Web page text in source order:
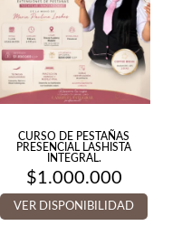
CURSO DE PESTAÑAS
PRESENCIAL LASHISTA
INTEGRAL.
$1.000.000
VER DISPONIBILIDAD